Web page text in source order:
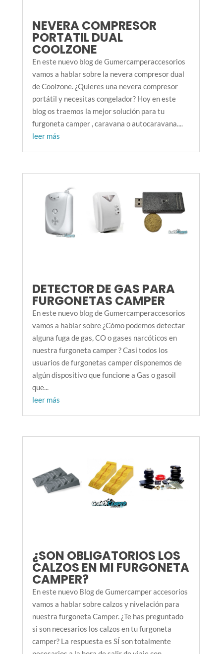
NEVERA COMPRESOR
PORTATIL DUAL
COOLZONE
En este nuevo blog de Gumercamperaccesorios
vamos a hablar sobre la nevera compresor dual
de Coolzone. ¿Quieres una nevera compresor
portátil y necesitas congelador? Hoy en este
blog os traemos la mejor solución para tu
furgoneta camper , caravana o autocaravana....
leer más
DETECTOR DE GAS PARA
FURGONETAS CAMPER
En este nuevo blog de Gumercamperaccesorios
vamos a hablar sobre ¿Cómo podemos detectar
alguna fuga de gas, CO o gases narcóticos en
nuestra furgoneta camper ? Casi todos los
usuarios de furgonetas camper disponemos de
algún dispositivo que funcione a Gas o gasoil
que...
leer más
¿SON OBLIGATORIOS LOS
CALZOS EN MI FURGONETA
CAMPER?
En este nuevo Blog de Gumercamper accesorios
vamos a hablar sobre calzos y nivelación para
nuestra furgoneta Camper. ¿Te has preguntado
si son necesarios los calzos en tu furgoneta
camper? La respuesta es SÍ son totalmente